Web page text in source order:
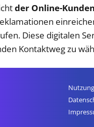
der Online-
Diese digitalen
Kontaktweg zu